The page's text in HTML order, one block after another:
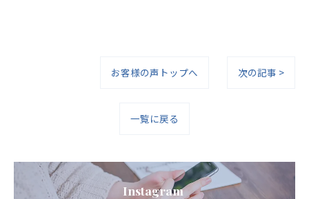
お客様の声トップへ 次の記事 >
一覧に戻る
Instagram